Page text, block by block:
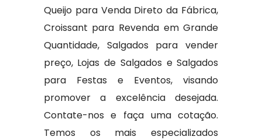
Queijo para Venda Direto da Fábrica,
Croissant para Revenda em Grande
Quantidade, Salgados para vender
preço, Lojas de Salgados e Salgados
para Festas e Eventos, visando
promover a excelência desejada.
Contate-nos e faça uma cotação.
Temos os mais especializados